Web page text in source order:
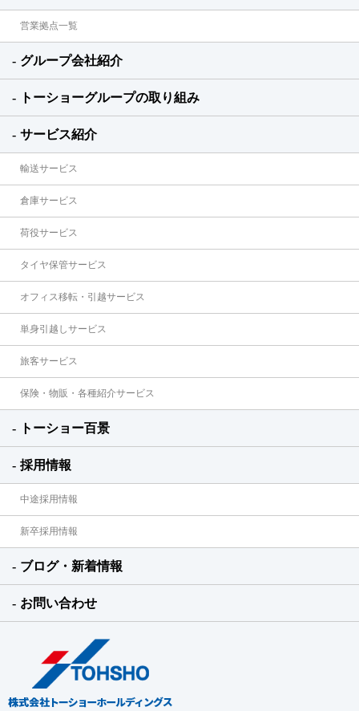
営業拠点一覧
グループ会社紹介
トーショーグループの取り組み
サービス紹介
輸送サービス
倉庫サービス
荷役サービス
タイヤ保管サービス
オフィス移転・引越サービス
単身引越しサービス
旅客サービス
保険・物販・各種紹介サービス
トーショー百景
採用情報
中途採用情報
新卒採用情報
ブログ・新着情報
お問い合わせ